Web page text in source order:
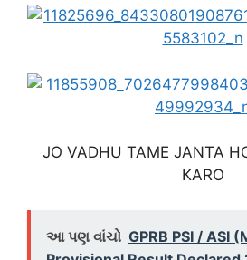
JO VADHU TAME JANTA
KARO
આ પણ વાંચો GPRB PSI / ASI